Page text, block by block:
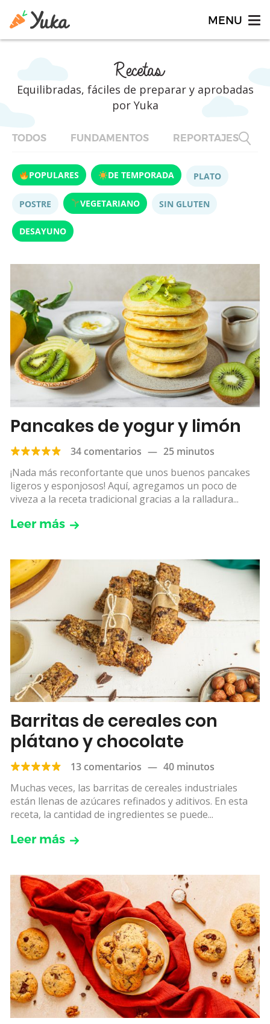
Recetas
Equilibradas, fáciles de preparar y aprobadas
por Yuka
TODOS FUNDAMENTOS REPORTAJES
POPULARES DE TEMPORADA PLATO
POSTRE VEGETARIANO SIN GLUTEN
DESAYUNO
Pancakes de yogur y limón
34 comentarios — 25 minutos
¡Nada más reconfortante que unos buenos pancakes
ligeros y esponjosos! Aquí, agregamos un poco de
viveza a la receta tradicional gracias a la ralladura...
Leer más
Barritas de cereales con
plátano y chocolate
13 comentarios — 40 minutos
Muchas veces, las barritas de cereales industriales
están llenas de azúcares refinados y aditivos. En esta
receta, la cantidad de ingredientes se puede...
Leer más